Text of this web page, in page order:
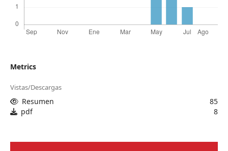
Metrics
Vistas/Descargas
Resumen
85
pdf
8